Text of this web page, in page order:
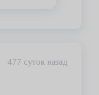
477 суток назад